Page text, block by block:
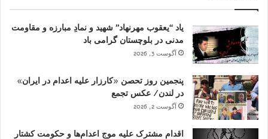
یاد “یعقوب مهرنهاد” شهید و نمادِ مبارزه و مقاومت
مدنی در بلوچستان گرامی باد
آگوست 3, 2026
پنجمین روز تحصن «کارزار علیه اعدام در ایران»
در لندن/ عکس تجمع
آگوست 2, 2026
اقدام مشترک علیه موج اعدام‌ها و حکومت کشتار